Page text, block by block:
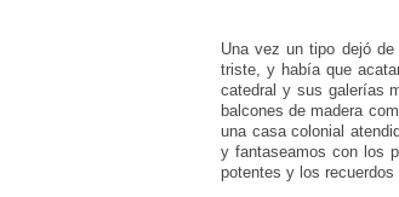
Una vez un tipo dejó
triste, y había que
catedral y sus galerías
balcones de madera
una casa colonial
y fantaseamos con los
potentes y los